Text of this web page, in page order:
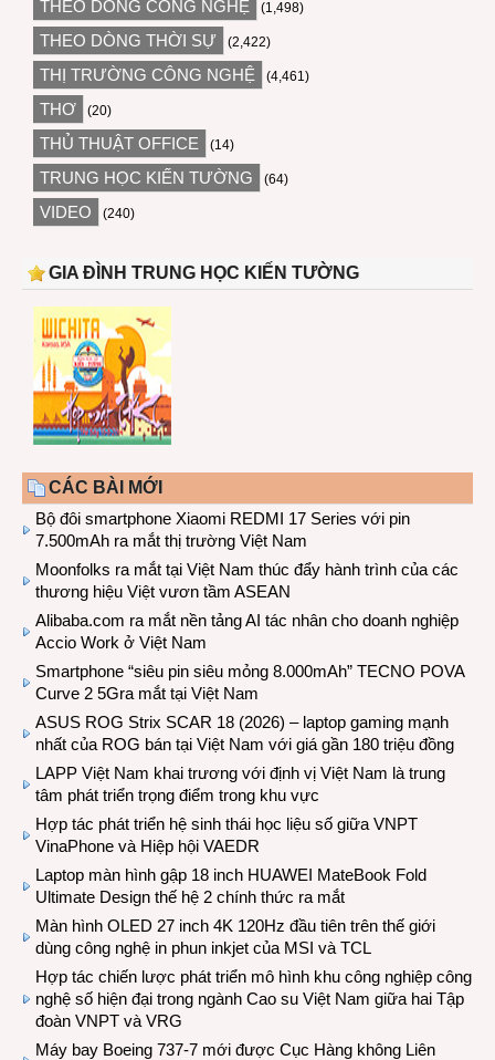
THEO DÒNG CÔNG NGHỆ (1,498)
THEO DÒNG THỜI SỰ (2,422)
THỊ TRƯỜNG CÔNG NGHỆ (4,461)
THƠ (20)
THỦ THUẬT OFFICE (14)
TRUNG HỌC KIẾN TƯỜNG (64)
VIDEO (240)
GIA ĐÌNH TRUNG HỌC KIẾN TƯỜNG
CÁC BÀI MỚI
Bộ đôi smartphone Xiaomi REDMI 17 Series với pin
7.500mAh ra mắt thị trường Việt Nam
Moonfolks ra mắt tại Việt Nam thúc đẩy hành trình của các
thương hiệu Việt vươn tầm ASEAN
Alibaba.com ra mắt nền tảng AI tác nhân cho doanh nghiệp
Accio Work ở Việt Nam
Smartphone “siêu pin siêu mỏng 8.000mAh” TECNO POVA
Curve 2 5Gra mắt tại Việt Nam
ASUS ROG Strix SCAR 18 (2026) – laptop gaming mạnh
nhất của ROG bán tại Việt Nam với giá gần 180 triệu đồng
LAPP Việt Nam khai trương với định vị Việt Nam là trung
tâm phát triển trọng điểm trong khu vực
Hợp tác phát triển hệ sinh thái học liệu số giữa VNPT
VinaPhone và Hiệp hội VAEDR
Laptop màn hình gập 18 inch HUAWEI MateBook Fold
Ultimate Design thế hệ 2 chính thức ra mắt
Màn hình OLED 27 inch 4K 120Hz đầu tiên trên thế giới
dùng công nghệ in phun inkjet của MSI và TCL
Hợp tác chiến lược phát triển mô hình khu công nghiệp công
nghệ số hiện đại trong ngành Cao su Việt Nam giữa hai Tập
đoàn VNPT và VRG
Máy bay Boeing 737-7 mới được Cục Hàng không Liên